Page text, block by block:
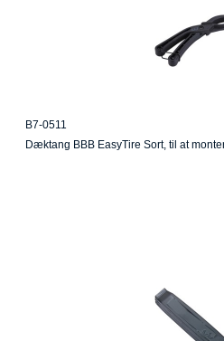
B7-0511
Dæktang BBB EasyTire Sort, til at